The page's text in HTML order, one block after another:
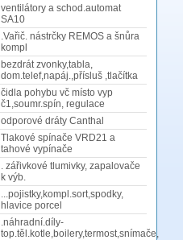
ventilátory a schod.automat
SA10
.Vařič. nástrčky REMOS a šnůra
kompl
bezdrát zvonky,tabla,
dom.telef,napáj.,přísluš ,tlačítka
čidla pohybu vč místo vyp
č1,soumr.spín, regulace
odporové dráty Canthal
Tlakové spínače VRD21 a
tahové vypínače
. zářivkové tlumivky, zapalovače
k výb.
...pojistky,kompl.sort,spodky,
hlavice porcel
.náhradní.díly-
top.těl.kotle,boilery,termost,snímače,